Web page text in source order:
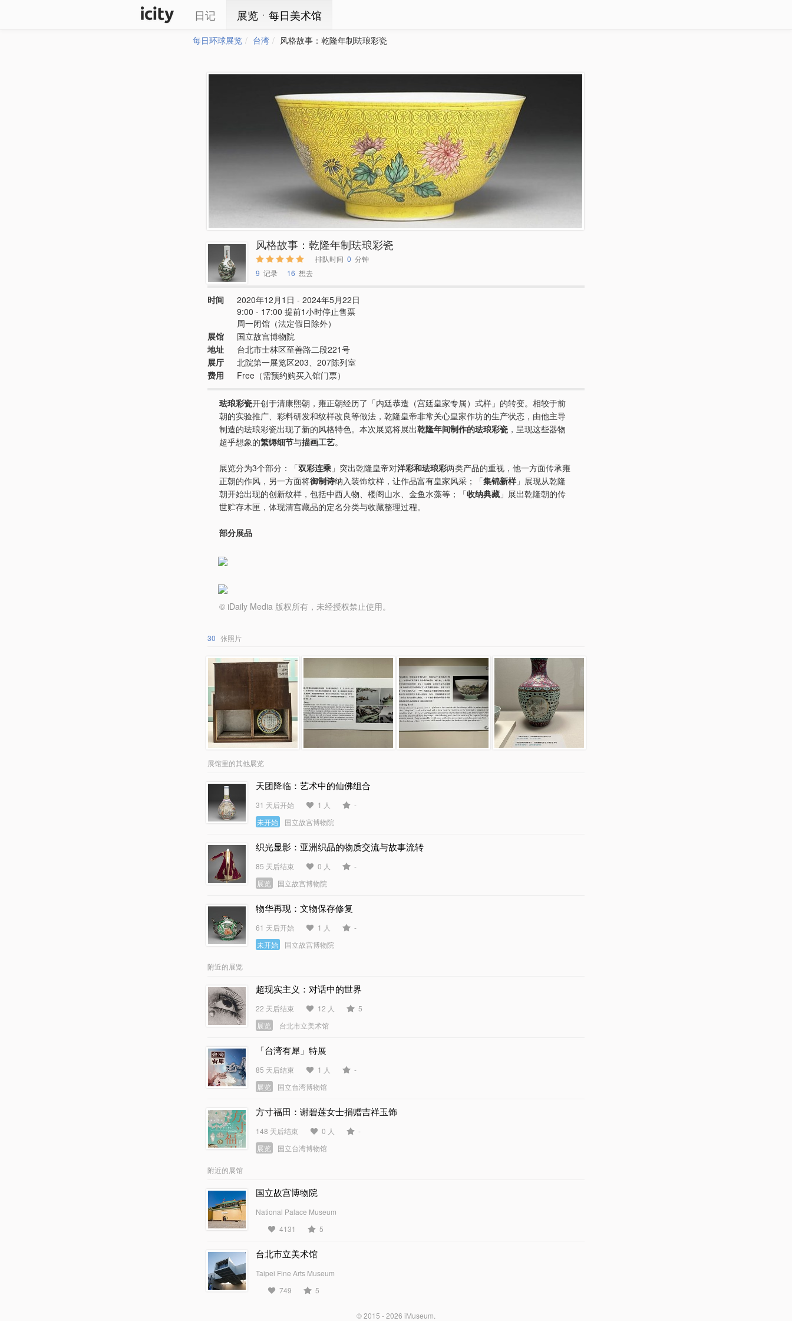
日记 展览ㆍ每日美术馆
每日环球展览 台湾 风格故事：乾隆年制珐琅彩瓷
风格故事：乾隆年制珐琅彩瓷
排队时间 0 分钟
9 记录 16 想去
时间
2020年12月1日 - 2024年5月22日
9:00 - 17:00 提前1小时停止售票
周一闭馆（法定假日除外）
展馆
国立故宫博物院
地址
台北市士林区至善路二段221号
展厅
北院第一展览区203、207陈列室
费用
Free（需预约购买入馆门票）
珐琅彩瓷开创于清康熙朝，雍正朝经历了「内廷恭造（宫廷皇家专属）式样」的转变。相较于前
朝的实验推广、彩料研发和纹样改良等做法，乾隆皇帝非常关心皇家作坊的生产状态，由他主导
制造的珐琅彩瓷出现了新的风格特色。本次展览将展出乾隆年间制作的珐琅彩瓷 ，呈现这些器物
超乎想象的繁缛细节与描画工艺。
展览分为3个部分：「双彩连乘 」突出乾隆皇帝对洋彩和珐琅彩两类产品的重视，他一方面传承雍
正朝的作风，另一方面将御制诗纳入装饰纹样，让作品富有皇家风采；「集锦新样」展现从乾隆
朝开始出现的创新纹样，包括中西人物、楼阁山水、金鱼水藻等；「收纳典藏 」展出乾隆朝的传
世贮存木匣，体现清宫藏品的定名分类与收藏整理过程。
部分展品
© iDaily Media 版权所有，未经授权禁止使用。
30 张照片
展馆里的其他展览
天团降临：艺术中的仙佛组合
31 天后开始 1 人
-
未开始
国立故宫博物院
织光显影：亚洲织品的物质交流与故事流转
85 天后结束 0 人
-
展览
国立故宫博物院
物华再现：文物保存修复
61 天后开始 1 人
-
未开始
国立故宫博物院
附近的展览
超现实主义：对话中的世界
22 天后结束 12 人
5
展览
台北市立美术馆
「台湾有犀」特展
85 天后结束 1 人
-
展览
国立台湾博物馆
方寸福田：谢碧莲女士捐赠吉祥玉饰
148 天后结束 0 人
-
展览
国立台湾博物馆
附近的展馆
国立故宫博物院
National Palace Museum
4131
5
台北市立美术馆
Taipei Fine Arts Museum
749
5
© 2015 - 2026 iMuseum